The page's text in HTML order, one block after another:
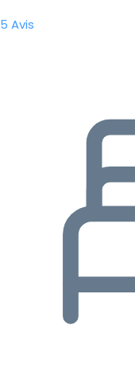
5 Avis